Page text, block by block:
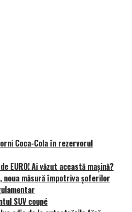
Coca-Cola în rezervorul
EURO! Ai văzut această mașină?
noua măsură împotriva șoferilor
SUV coupé